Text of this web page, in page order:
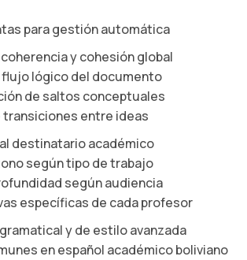
para gestión automática
y cohesión global
flujo lógico del documento
de saltos conceptuales
transiciones entre ideas
destinatario académico
según tipo de trabajo
según audiencia
específicas de cada profesor
y de estilo avanzada
en español académico boliviano